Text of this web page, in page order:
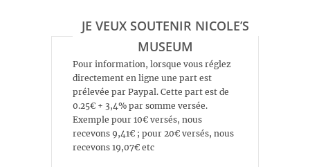
JE VEUX SOUTENIR NICOLE’S
MUSEUM
Pour information, lorsque vous réglez
directement en ligne une part est
prélevée par Paypal. Cette part est de
0.25€ + 3,4% par somme versée.
Exemple pour 10€ versés, nous
recevons 9,41€ ; pour 20€ versés, nous
recevons 19,07€ etc